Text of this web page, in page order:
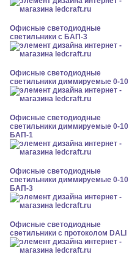
Офисные светодиодные
светильники с БАП-3
Офисные светодиодные
светильники диммируемые 0-10
Офисные светодиодные
светильники диммируемые 0-10
БАП-1
Офисные светодиодные
светильники диммируемые 0-10
БАП-3
Офисные светодиодные
светильники с протоколом DALI